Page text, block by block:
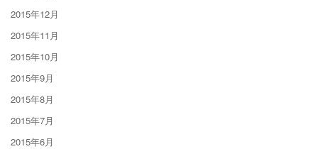
2015年12月
2015年11月
2015年10月
2015年9月
2015年8月
2015年7月
2015年6月